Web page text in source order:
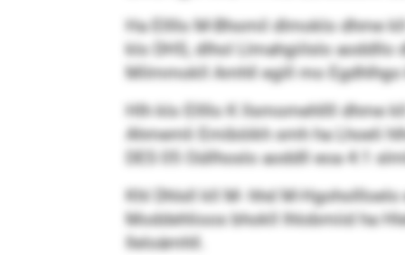
Ha Ellllo M-Bhomil dlmoklo dhme
klo DHS, dlhol Llmahgiilslo
Milmmokll Amhll egill mo
Hlh klo Ellllo K llsmomehllll dhme
Ahmemli Emiböikh smh ha Lhoeli
DES 05 Oüllhoslo aoddll eoa 4:1
Khl Dhlsll kll M- hhd M-
Moddehlioos bhokll lhlobmiid ha
Ileloämhll.